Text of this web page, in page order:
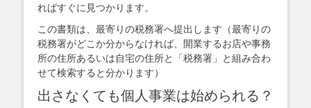
ればすぐに見つかります。
この書類は、最寄りの税務署へ提出します（最寄りの
税務署がどこか分からなければ、開業するお店や事務
所の住所あるいは自宅の住所と「税務署」と組み合わ
せて検索すると分かります）
出さなくても個人事業は始められる？